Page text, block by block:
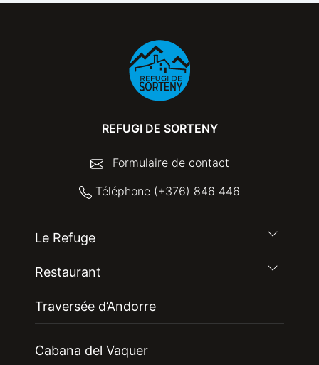
REFUGI DE SORTENY
Formulaire de contact
Téléphone (+376) 846 446
Le Refuge
Restaurant
Traversée d’Andorre
Cabana del Vaquer